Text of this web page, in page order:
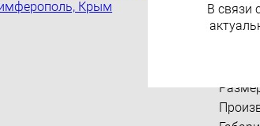
В связи